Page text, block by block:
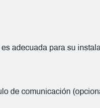
adecuada para su
de comunicación